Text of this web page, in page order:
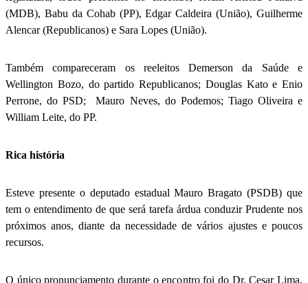
(MDB), Babu da Cohab (PP), Edgar Caldeira (União), Guilherme
Alencar (Republicanos) e Sara Lopes (União).
Também compareceram os reeleitos Demerson da Saúde e
Wellington Bozo, do partido Republicanos; Douglas Kato e Enio
Perrone, do PSD; Mauro Neves, do Podemos; Tiago Oliveira e
William Leite, do PP.
Rica história
Esteve presente o deputado estadual Mauro Bragato (PSDB) que
tem o entendimento de que será tarefa árdua conduzir Prudente nos
próximos anos, diante da necessidade de vários ajustes e poucos
recursos.
O único pronunciamento durante o encontro foi do Dr. Cesar Lima,